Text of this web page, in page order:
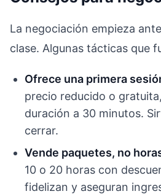
La negociación empieza
clase. Algunas tácticas que
Ofrece una primera
precio reducido o
duración a 30 minutos.
cerrar.
Vende paquetes, no
10 o 20 horas con
fidelizan y aseguran